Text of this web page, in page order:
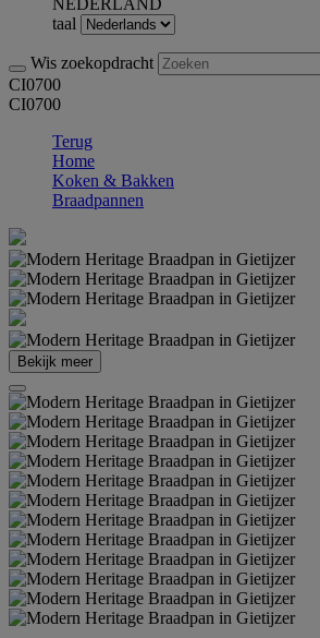
NEDERLAND
taal
Wis zoekopdracht
CI0700
CI0700
Terug
Home
Koken & Bakken
Braadpannen
Bekijk meer